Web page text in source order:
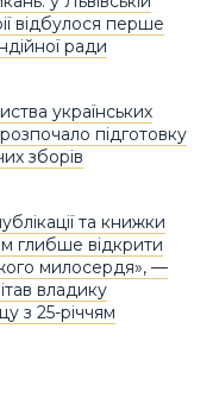
відбулося перше
ради
українських
підготовку
зборів
та книжки
глибше відкрити
милосердя», —
владику
з 25-річчям